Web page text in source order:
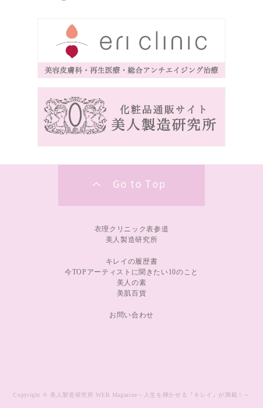
衣理クリニック表参道
美人製造研究所
キレイの履歴書
今TOPアーティストに聞きたい10のこと
美人の素
美肌百貨
お問い合わせ
Copyright © 美人製造研究所 WEB Magazine～人生を輝かせる『キレイ』が満載！～